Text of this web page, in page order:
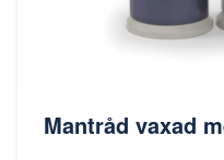
Mantråd vaxad